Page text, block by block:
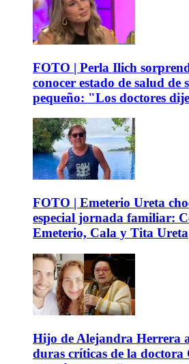
FOTO | Perla Ilich
conocer estado de salud de
pequeño: "Los doctores
FOTO | Emeterio Ureta
especial jornada familiar:
Emeterio, Cala y Tita Ureta
Hijo de Alejandra Herrera
duras críticas de la